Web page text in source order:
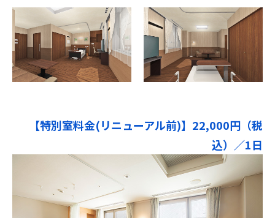
【特別室料金(リニューアル前)】22,000円（税
込）／1日